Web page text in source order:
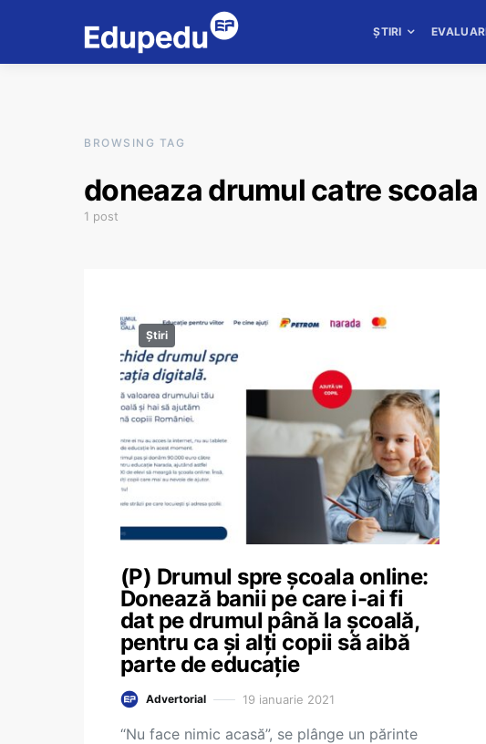
ȘTIRI
BROWSING TAG
doneaza drumul catre scoala
1 post
Știri
(P) Drumul spre școala online:
Donează banii pe care i-ai fi
dat pe drumul până la școală,
pentru ca și alți copii să aibă
parte de educație
Advertorial 19 ianuarie 2021
“Nu face nimic acasă”, se plânge un părinte